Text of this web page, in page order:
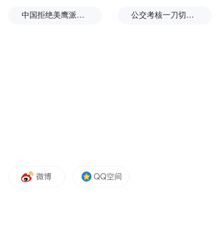
李想认为，工厂、门店及用户端均对人形机
中国拒绝美鹰派副防长访华？弦外之音被热议 公交考核一刀切司机不敢开空调：别把压力转嫁一线员工